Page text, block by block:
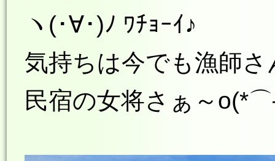
ヽ(･∀･)ﾉ ﾜﾁｮｰｲ♪
気持ちは今でも漁師
民宿の女将さぁ～